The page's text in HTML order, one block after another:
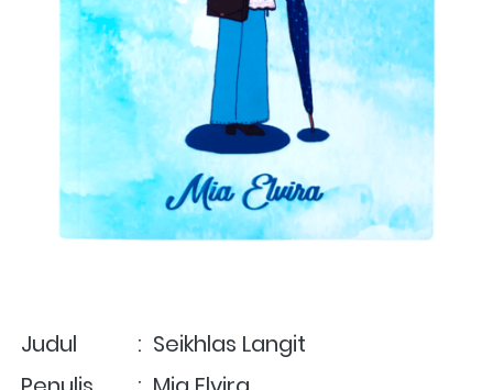
Judul           :  Seikhlas Langit